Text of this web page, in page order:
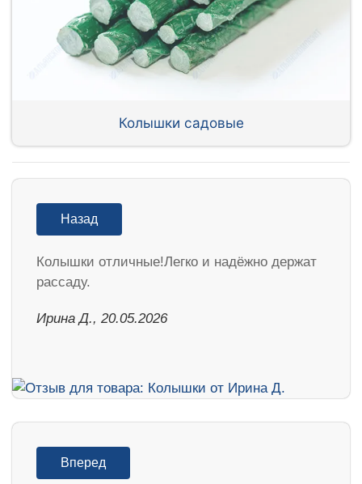
Колышки садовые
Назад
Колышки отличные!Легко и надёжно держат
рассаду.
Ирина Д., 20.05.2026
Вперед